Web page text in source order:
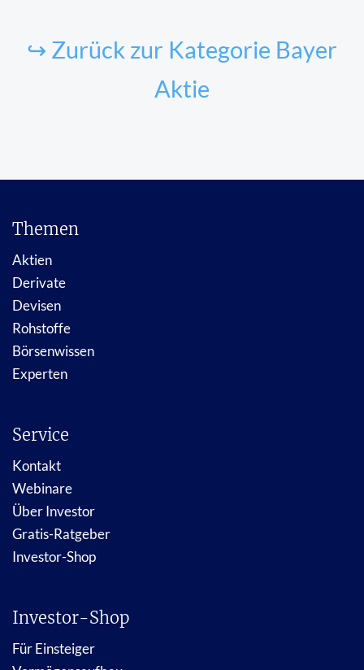
↪ Zurück zur Kategorie Bayer
Aktie
Themen
Aktien
Derivate
Devisen
Rohstoffe
Börsenwissen
Experten
Service
Kontakt
Webinare
Über Investor
Gratis-Ratgeber
Investor-Shop
Investor-Shop
Für Einsteiger